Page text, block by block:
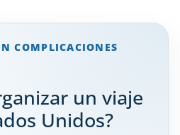
COMPLICACIONES
un viaje
Unidos?